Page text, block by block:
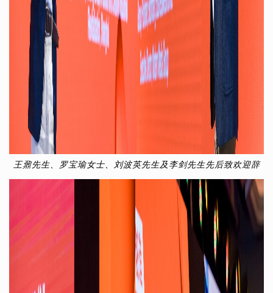
王鼐先生、罗宝瑜女士、刘波英先生及李剑先生先后致欢迎辞